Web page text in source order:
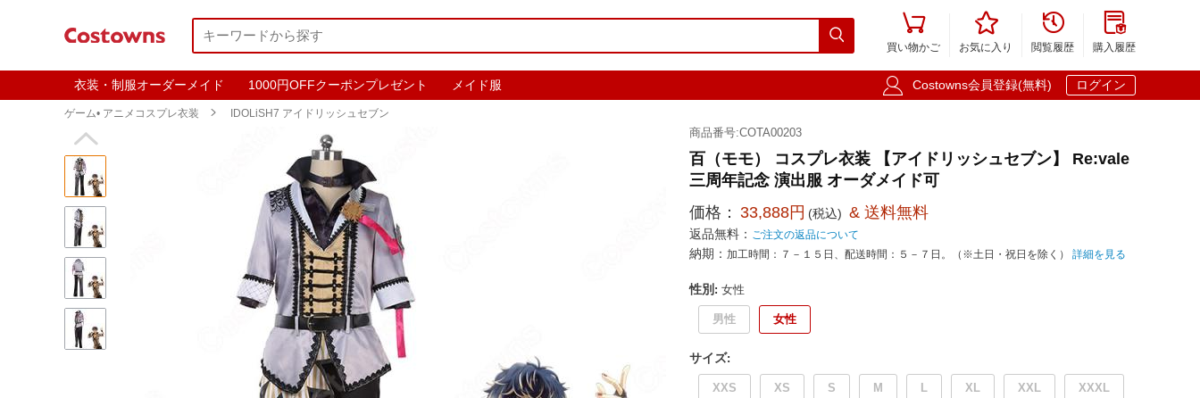


買い物かご

お気に入り

閲覧履歴

購入履歴
衣装・制服オーダーメイド 1000円OFFクーポンプレゼント メイド服  Costowns会員登録(無料) ログイン
ゲーム• アニメコスプレ衣装  IDOLiSH7 アイドリッシュセブン
 商品番号:COTA00203
百（モモ） コスプレ衣装 【アイドリッシュセブン】 Re:vale
三周年記念 演出服 オーダメイド可
価格： 33,888円 (税込) & 送料無料
返品無料： ご注文の返品について
納期： 加工時間：７－１５日、配送時間：５－７日。（※土日・祝日を除く） 詳細を見る
性別 : 女性
男性 女性
サイズ:
XXS XS S M L XL XXL XXXL